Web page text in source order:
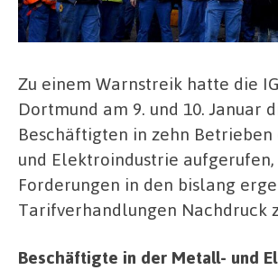
Forderungen
in
den
Zu einem Warnstreik hatte die
Dortmund am 9. und 10. Januar
Beschäftigten in zehn
und Elektroindustrie
Forderungen in den bislang
Tarifverhandlungen Nachdruck
Beschäftigte in der Metall- und